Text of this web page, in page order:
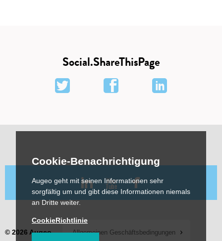
Social.ShareThisPage
  
Cookie-Benachrichtigung
Augeo geht mit seinen Informationen sehr
sorgfältig um und gibt diese Informationen niemals
an Dritte weiter.
CookieRichtlinie
Auf dieser Ebene werden nur wichtige Cookies
anonymisiert und an Google Analytics gesendet.
© 2026 Augeo Allgemeinen Geschäftsbedingungen